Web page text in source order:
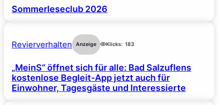
Sommerleseclub 2026
Revierverhalten Anzeige Klicks: 183
„MeinS“ öffnet sich für alle: Bad Salzuflens
kostenlose Begleit-App jetzt auch für
Einwohner, Tagesgäste und Interessierte